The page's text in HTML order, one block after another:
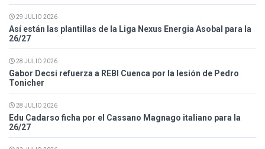
29 JULIO 2026
Así están las plantillas de la Liga Nexus Energia Asobal para la
26/27
28 JULIO 2026
Gabor Decsi refuerza a REBI Cuenca por la lesión de Pedro
Tonicher
28 JULIO 2026
Edu Cadarso ficha por el Cassano Magnago italiano para la
26/27